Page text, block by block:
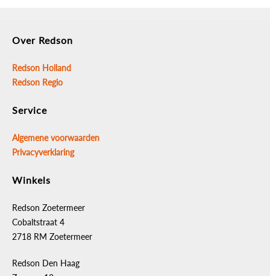
Over Redson
Redson Holland
Redson Regio
Service
Algemene voorwaarden
Privacyverklaring
Winkels
Redson Zoetermeer
Cobaltstraat 4
2718 RM Zoetermeer
Redson Den Haag